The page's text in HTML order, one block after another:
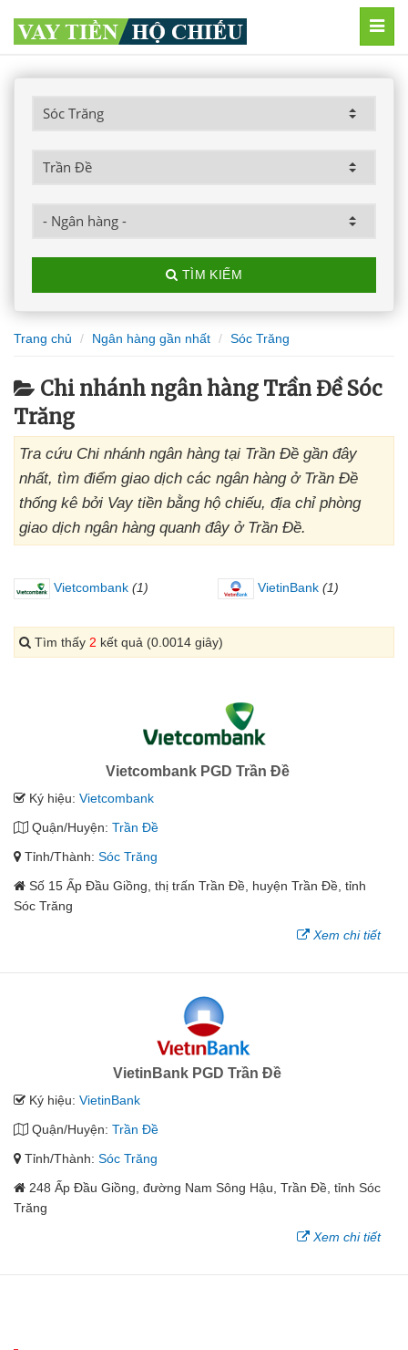
TÌM KIẾM
Trang chủ Ngân hàng gần nhất Sóc Trăng
Chi nhánh ngân hàng Trần Đề Sóc
Trăng
Tra cứu Chi nhánh ngân hàng tại Trần Đề gần đây
nhất, tìm điểm giao dịch các ngân hàng ở Trần Đề
thống kê bởi Vay tiền bằng hộ chiếu, địa chỉ phòng
giao dịch ngân hàng quanh đây ở Trần Đề.
Vietcombank (1) VietinBank (1)
Tìm thấy 2 kết quả (0.0014 giây)
Vietcombank PGD Trần Đề
Ký hiệu: Vietcombank
Quận/Huyện: Trần Đề
Tỉnh/Thành: Sóc Trăng
Số 15 Ấp Đầu Giồng, thị trấn Trần Đề, huyện Trần Đề, tỉnh
Sóc Trăng
Xem chi tiết
VietinBank PGD Trần Đề
Ký hiệu: VietinBank
Quận/Huyện: Trần Đề
Tỉnh/Thành: Sóc Trăng
248 Ấp Đầu Giồng, đường Nam Sông Hậu, Trần Đề, tỉnh Sóc
Trăng
Xem chi tiết